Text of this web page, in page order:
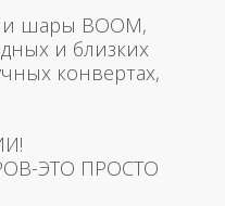
шары BOOM,
и близких
конвертах,
ЭТО ПРОСТО